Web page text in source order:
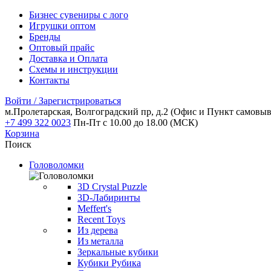
Бизнес сувениры с лого
Игрушки оптом
Бренды
Оптовый прайс
Доставка и Оплата
Схемы и инструкции
Контакты
Войти / Зарегистрироваться
м.Пролетарская, Волгоградский пр, д.2 (Офис и Пункт
+7 499 322 0023 Пн-Пт с 10.00 до 18.00 (МСК)
Корзина
Поиск
Головоломки
3D Crystal Puzzle
3D-Лабиринты
Meffert's
Recent Toys
Из дерева
Из металла
Зеркальные кубики
Кубики Рубика